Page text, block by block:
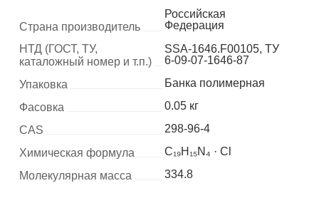
Страна производитель
Российская
Федерация
НТД (ГОСТ, ТУ,
каталожный номер и т.п.)
SSA-1646.F00105, ТУ
6-09-07-1646-87
Упаковка
Банка полимерная
Фасовка
0.05 кг
CAS
298-96-4
Химическая формула
C₁₉H₁₅N₄ · Cl
Молекулярная масса
334.8